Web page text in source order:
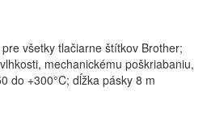
všetky tlačiarne štítkov Brother;
mechanickému poškriabaniu,
do +300°C; dĺžka pásky 8 m